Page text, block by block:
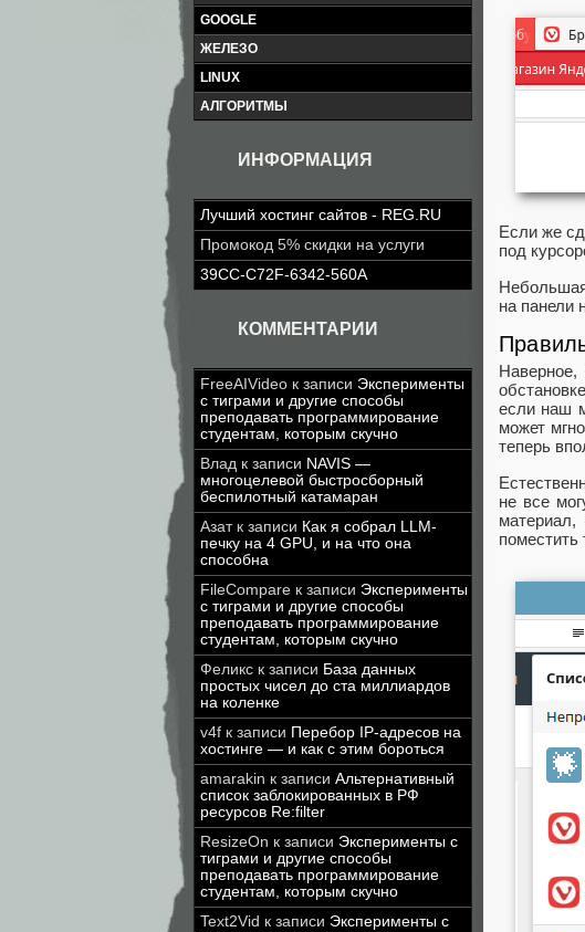
GOOGLE
ЖЕЛЕЗО
LINUX
АЛГОРИТМЫ
ИНФОРМАЦИЯ
Лучший хостинг сайтов - REG.RU
Промокод 5% скидки на услуги
39CC-C72F-6342-560A
КОММЕНТАРИИ
FreeAIVideo к записи Эксперименты
с тиграми и другие способы
преподавать программирование
студентам, которым скучно
Влад к записи NAVIS —
многоцелевой быстросборный
беспилотный катамаран
Азатк записи Как я собрал LLM-
печку на 4 GPU, и на что она
способна
FileCompare к записи Эксперименты
с тиграми и другие способы
преподавать программирование
студентам, которым скучно
Феликс к записи База данных
простых чисел до ста миллиардов
на коленке
v4f к записи Перебор IP-адресов на
хостинге — и как с этим бороться
amarakin к записи Альтернативный
список заблокированных в РФ
ресурсов Re:filter
ResizeOn к записи Эксперименты с
тиграми и другие способы
преподавать программирование
студентам, которым скучно
Text2Vid к записи Эксперименты с
Если же
под
на панели
если наш
может
теперь
не все
поместить